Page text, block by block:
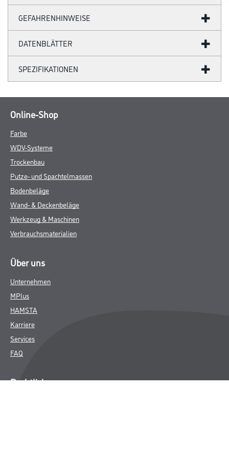
GEFAHRENHINWEISE
DATENBLÄTTER
SPEZIFIKATIONEN
Online-Shop
Farbe
WDV-Systeme
Trockenbau
Putze- und Spachtelmassen
Bodenbeläge
Wand- & Deckenbeläge
Werkzeug & Maschinen
Verbrauchsmaterialien
Über uns
Unternehmen
MPlus
HAMSTA
Karriere
Services
FAQ
Rechtliches